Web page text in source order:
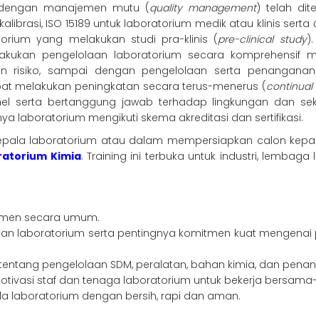
manajemen mutu (quality management) telah
ISO 15189 untuk laboratorium medik atau klinis serta
yang melakukan studi pra-klinis (pre-clinical study
pengelolaan laboratorium secara komprehensif
risiko, sampai dengan pengelolaan serta
melakukan peningkatan secara terus-menerus (
serta bertanggung jawab terhadap lingkungan dan
laboratorium mengikuti skema akreditasi dan sertifikasi.
laboratorium atau dalam mempersiapkan calon
Kimia. Training ini terbuka untuk industri,
secara umum.
laboratorium serta pentingnya komitmen kuat
pengelolaan SDM, peralatan, bahan kimia, dan
staf dan tenaga laboratorium untuk bekerja
laboratorium dengan bersih, rapi dan aman.